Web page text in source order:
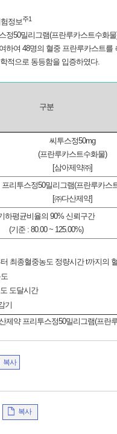
정보주1
정50밀리그램(프란루카스트수화
하여 48명의 혈중 프란루카스트를
적으로 동등함을 입증하였다.
구분
씨투스정50mg
(프란루카스트수화물)
[삼아제약㈜]
프리투스정50밀리그램(프란루카스
[㈜다산제약]
하평균비율의 90% 신뢰구간
(기준 : 80.00 ~ 125.00%)
최종혈중농도 정량시간 t까지의
도달시간
기
제약 프리투스정50밀리그램(프
복사
복사